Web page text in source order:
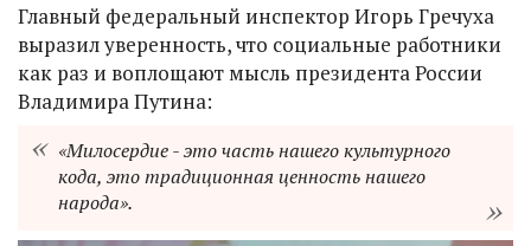
Главный федеральный инспектор Игорь Гречуха
выразил уверенность, что социальные работники
как раз и воплощают мысль президента России
Владимира Путина:
«Милосердие - это часть нашего культурного
кода, это традиционная ценность нашего
народа».